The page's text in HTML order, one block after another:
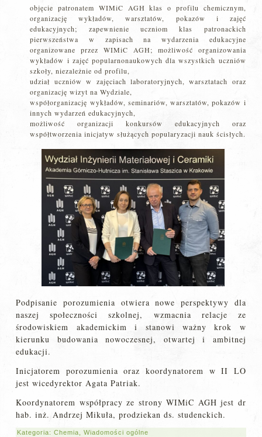
objęcie patronatem WIMiC AGH klas o profilu chemicznym,
organizację wykładów, warsztatów, pokazów i zajęć
edukacyjnych; zapewnienie uczniom klas patronackich
pierwszeństwa w zapisach na wydarzenia edukacyjne
organizowane przez WIMiC AGH; możliwość organizowania
wykładów i zajęć popularnonaukowych dla wszystkich uczniów
szkoły, niezależnie od profilu,
udział uczniów w zajęciach laboratoryjnych, warsztatach oraz
organizację wizyt na Wydziale,
współorganizację wykładów, seminariów, warsztatów, pokazów i
innych wydarzeń edukacyjnych,
możliwość organizacji konkursów edukacyjnych oraz
współtworzenia inicjatyw służących popularyzacji nauk ścisłych.
Podpisanie porozumienia otwiera nowe perspektywy dla
naszej społeczności szkolnej, wzmacnia relacje ze
środowiskiem akademickim i stanowi ważny krok w
kierunku budowania nowoczesnej, otwartej i ambitnej
edukacji.
Inicjatorem porozumienia oraz koordynatorem w II LO
jest wicedyrektor Agata Patriak.
Koordynatorem współpracy ze strony WIMiC AGH jest dr
hab. inż. Andrzej Mikuła, prodziekan ds. studenckich.
Kategoria:Chemia ,Wiadomości ogólne